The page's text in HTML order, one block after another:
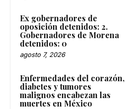
Ex gobernadores de
oposición detenidos: 2.
Gobernadores de Morena
detenidos: 0
agosto 7, 2026
Enfermedades del corazón,
diabetes y tumores
malignos encabezan las
muertes en México